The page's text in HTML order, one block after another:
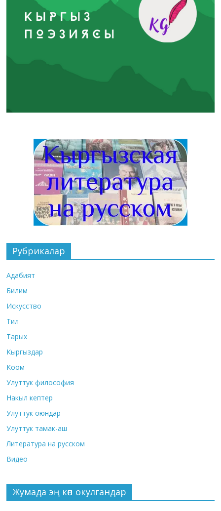
Рубрикалар
Адабият
Билим
Искусство
Тил
Тарых
Кыргыздар
Коом
Улуттук философия
Накыл кептер
Улуттук оюндар
Улуттук тамак-аш
Литература на русском
Видео
Жумада эң көп окулгандар